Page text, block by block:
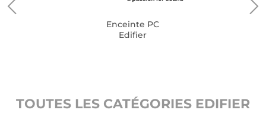
Enceinte PC
Edifier
TOUTES LES CATÉGORIES EDIFIER